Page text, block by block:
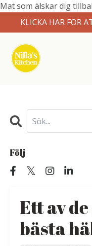
Mat som älskar dig
KLICKA HÄR FÖR
Ett av
bästa
Följ